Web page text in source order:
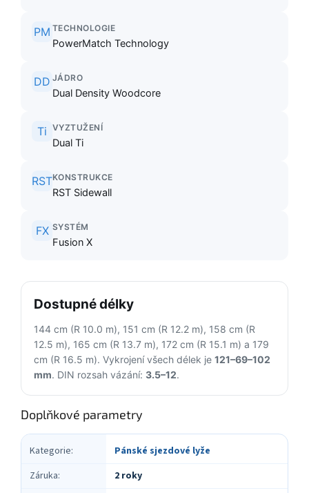
PM TECHNOLOGIE
PowerMatch Technology
DD JÁDRO
Dual Density Woodcore
Ti VYZTUŽENÍ
Dual Ti
RSTKONSTRUKCE
RST Sidewall
FX SYSTÉM
Fusion X
Dostupné délky
144 cm (R 10.0 m), 151 cm (R 12.2 m), 158 cm (R
12.5 m), 165 cm (R 13.7 m), 172 cm (R 15.1 m) a 179
cm (R 16.5 m). Vykrojení všech délek je 121–69–102
mm. DIN rozsah vázání: 3.5–12.
Doplňkové parametry
Kategorie:
Pánské sjezdové lyže
Záruka:
2 roky